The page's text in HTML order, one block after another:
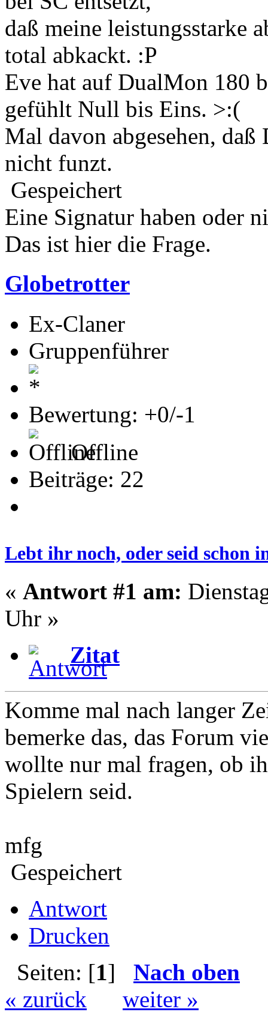
daß meine leistungsstarke
total abkackt. :P
Eve hat auf DualMon 180
gefühlt Null bis Eins. >:(
Mal davon abgesehen,
nicht funzt.
Gespeichert
Eine Signatur haben oder
Das ist hier die Frage.
Globetrotter
Ex-Claner
Gruppenführer
Bewertung: +0/-1
Offline
Beiträge: 22
Lebt ihr noch, oder seid schon
« Antwort #1 am:
Uhr »
Zitat
Komme mal nach langer
bemerke das, das Forum
wollte nur mal fragen, ob
Spielern seid.
mfg
Gespeichert
Antwort
Drucken
Seiten: [1] Nach oben
« zurück
weiter »